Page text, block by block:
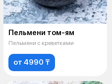
Пельмени том-ям
Пельмени с креветками
от 4990 ₸